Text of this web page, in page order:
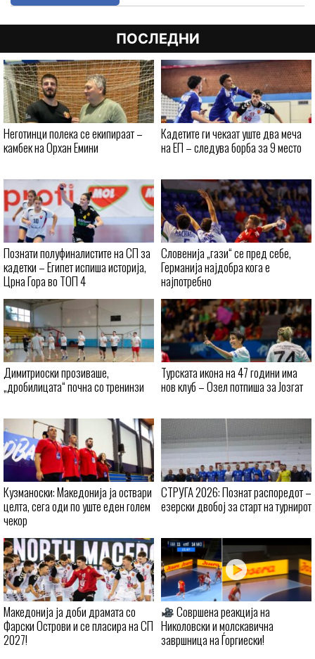
ПОСЛЕДНИ
Неготинци полека се екипираат –
камбек на Орхан Емини
Кадетите ги чекаат уште два меча
на ЕП – следува борба за 9 место
Познати полуфиналистите на СП за
кадетки – Египет испиша историја,
Црна Гора во ТОП 4
Словенија „гази“ се пред себе,
Германија најдобра кога е
најпотребно
Димитриоски прозиваше,
„дробилицата“ почна со тренинзи
Турската икона на 47 години има
нов клуб – Озел потпиша за Јозгат
Кузманоски: Македонија ја оствари
целта, сега оди по уште еден голем
чекор
СТРУГА 2026: Познат распоредот –
езерски двобој за старт на турнирот
Македонија ја доби драмата со
Фарски Острови и се пласира на СП
2027!
Совршена реакција на
Николовски и молскавична
завршница на Ѓоргиески!